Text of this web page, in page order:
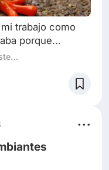
trabajo como
porque
mi trabajo según
Intentaba
porque yo tengo
AM., ahora
# El Diablo Viste a La Moda 2